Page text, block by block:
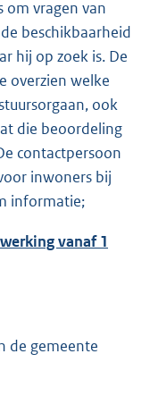
om vragen van
beschikbaarheid
hij op zoek is. De
overzien welke
ook
die beoordeling
contactpersoon
inwoners bij
informatie;
vanaf 1
de gemeente